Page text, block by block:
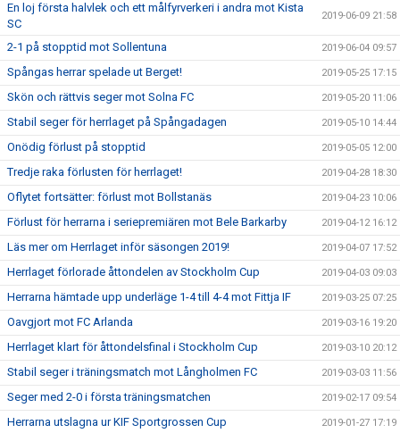
En loj första halvlek och ett målfyrverkeri i andra mot Kista
SC
2019-06-09 21:58
2-1 på stopptid mot Sollentuna 2019-06-04 09:57
Spångas herrar spelade ut Berget! 2019-05-25 17:15
Skön och rättvis seger mot Solna FC 2019-05-20 11:06
Stabil seger för herrlaget på Spångadagen 2019-05-10 14:44
Onödig förlust på stopptid 2019-05-05 12:00
Tredje raka förlusten för herrlaget! 2019-04-28 18:30
Oflytet fortsätter: förlust mot Bollstanäs 2019-04-23 10:06
Förlust för herrarna i seriepremiären mot Bele Barkarby 2019-04-12 16:12
Läs mer om Herrlaget inför säsongen 2019! 2019-04-07 17:52
Herrlaget förlorade åttondelen av Stockholm Cup 2019-04-03 09:03
Herrarna hämtade upp underläge 1-4 till 4-4 mot Fittja IF 2019-03-25 07:25
Oavgjort mot FC Arlanda 2019-03-16 19:20
Herrlaget klart för åttondelsfinal i Stockholm Cup 2019-03-10 20:12
Stabil seger i träningsmatch mot Långholmen FC 2019-03-03 11:56
Seger med 2-0 i första träningsmatchen 2019-02-17 09:54
Herrarna utslagna ur KIF Sportgrossen Cup 2019-01-27 17:19